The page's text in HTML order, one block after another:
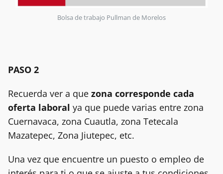
Bolsa de trabajo Pullman de Morelos
PASO 2
Recuerda ver a que zona corresponde cada
oferta laboral ya que puede varias entre zona
Cuernavaca, zona Cuautla, zona Tetecala
Mazatepec, Zona Jiutepec, etc.
Una vez que encuentre un puesto o empleo de